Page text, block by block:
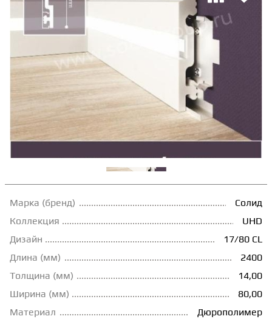
О нас
Контакты
ТЕРРАСНАЯ ДОСКА
КОВРОВАЯ ПЛИТКА
МОДУЛЬНЫЕ ПВХ
ПОДЛОЖКА
ПЛИНТУС
КЛЕЙ
Марка (бренд)
Солид
Коллекция
UHD
Дизайн
17/80 CL
Длина (мм)
2400
Толщина (мм)
14,00
Ширина (мм)
80,00
Материал
Дюрополимер